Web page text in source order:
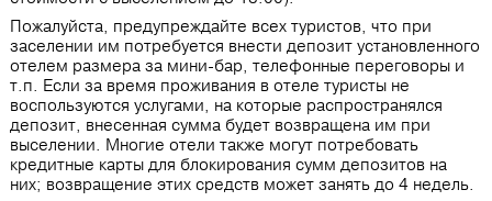
Пожалуйста, предупреждайте всех туристов, что при
заселении им потребуется внести депозит установленного
отелем размера за мини-бар, телефонные переговоры и
т.п. Если за время проживания в отеле туристы не
воспользуются услугами, на которые распространялся
депозит, внесенная сумма будет возвращена им при
выселении. Многие отели также могут потребовать
кредитные карты для блокирования сумм депозитов на
них; возвращение этих средств может занять до 4 недель.